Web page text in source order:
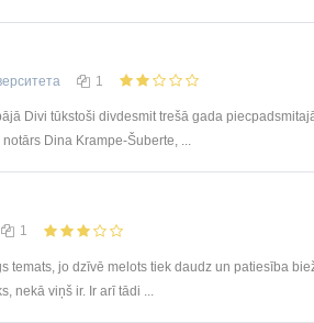
1
Divi tūkstoši divdesmit trešā gada
Dina Krampe-Šuberte, ...
1
temats, jo dzīvē melots tiek daudz un patiesība
nekā viņš ir. Ir arī tādi ...